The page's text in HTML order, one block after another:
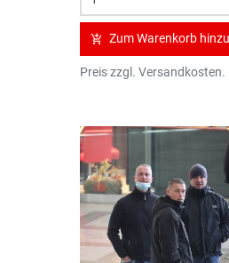
add_shopping_cart Zum Warenkorb
Preis zzgl. Versandkosten.